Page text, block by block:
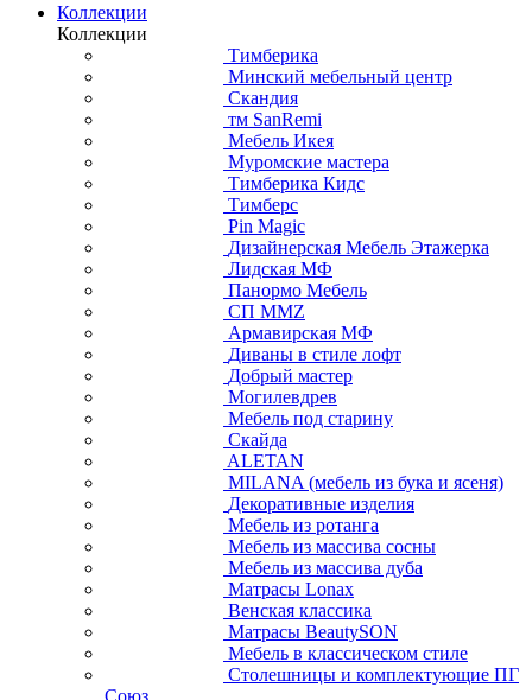
Коллекции
Коллекции
Тимберика
Минский мебельный центр
Скандия
тм SanRemi
Мебель Икея
Муромские мастера
Тимберика Кидс
Тимберс
Pin Magic
Дизайнерская Мебель Этажерка
Лидская МФ
Панормо Мебель
СП ММZ
Армавирская МФ
Диваны в стиле лофт
Добрый мастер
Могилевдрев
Мебель под старину
Скайда
ALETAN
MILANA (мебель из бука и ясеня)
Декоративные изделия
Мебель из ротанга
Мебель из массива сосны
Мебель из массива дуба
Матрасы Lonax
Венская классика
Матрасы BeautySON
Мебель в классическом стиле
Столешницы и комплектующие ПГ
Союз